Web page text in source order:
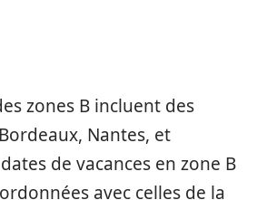
zones B incluent des
Nantes, et
de vacances en zone B
avec celles de la